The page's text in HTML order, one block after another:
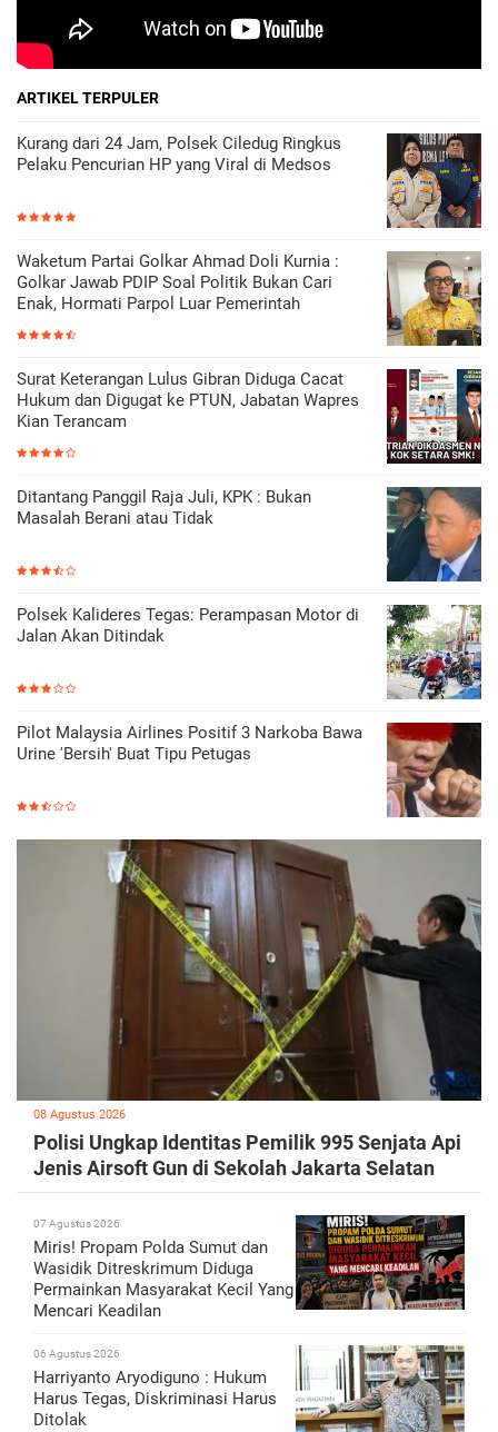
ARTIKEL TERPULER
Kurang dari 24 Jam, Polsek Ciledug Ringkus
Pelaku Pencurian HP yang Viral di Medsos
Waketum Partai Golkar Ahmad Doli Kurnia :
Golkar Jawab PDIP Soal Politik Bukan Cari
Enak, Hormati Parpol Luar Pemerintah
Surat Keterangan Lulus Gibran Diduga Cacat
Hukum dan Digugat ke PTUN, Jabatan Wapres
Kian Terancam
Ditantang Panggil Raja Juli, KPK : Bukan
Masalah Berani atau Tidak
Polsek Kalideres Tegas: Perampasan Motor di
Jalan Akan Ditindak
Pilot Malaysia Airlines Positif 3 Narkoba Bawa
Urine 'Bersih' Buat Tipu Petugas
08 Agustus 2026
Polisi Ungkap Identitas Pemilik 995 Senjata Api
Jenis Airsoft Gun di Sekolah Jakarta Selatan
07 Agustus 2026
Miris! Propam Polda Sumut dan
Wasidik Ditreskrimum Diduga
Permainkan Masyarakat Kecil Yang
Mencari Keadilan
06 Agustus 2026
Harriyanto Aryodiguno : Hukum
Harus Tegas, Diskriminasi Harus
Ditolak